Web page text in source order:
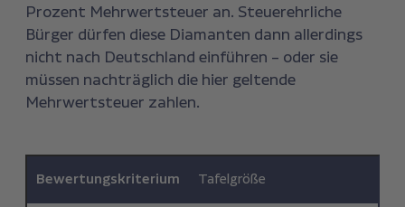
Prozent Mehrwertsteuer an. Steuerehrliche
Bürger dürfen diese Diamanten dann allerdings
nicht nach Deutschland einführen – oder sie
müssen nachträglich die hier geltende
Mehrwertsteuer zahlen.
Bewertungskriterium Tafelgröße